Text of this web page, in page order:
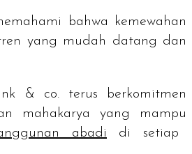
bahwa kemewahan
yang mudah datang dan
& co. terus berkomitmen
mahakarya yang mampu
abadi di setiap